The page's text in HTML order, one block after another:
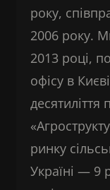
року,
2006 року.
2013 році,
офісу в
ринку
Україні — 9